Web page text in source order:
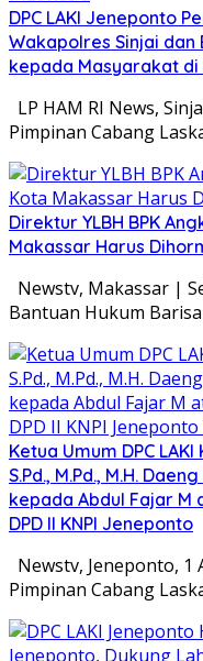
DPC LAKI Jeneponto
Wakapolres Sinjai dan
kepada Masyarakat
LP HAM RI News,
Pimpinan Cabang
Direktur YLBH BPK
Makassar Harus
Newstv, Makassar |
Bantuan Hukum
Ketua Umum DPC
S.Pd., M.Pd., M.H.
kepada Abdul Fajar M
DPD II KNPI Jeneponto
Newstv, Jeneponto, 1
Pimpinan Cabang